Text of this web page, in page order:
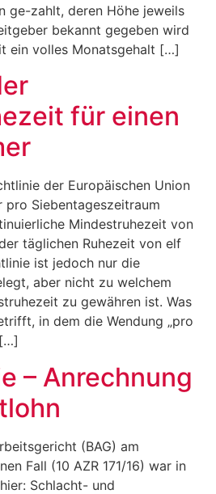
ge-zahlt, deren Höhe jeweils
bekannt gegeben wird
ein volles Monatsgehalt […]
für einen
der Europäischen Union
pro Siebentageszeitraum
Mindestruhezeit von
täglichen Ruhezeit von elf
ist jedoch nur die
aber nicht zu welchem
zu gewähren ist. Was
in dem die Wendung „pro
– Anrechnung
(BAG) am
Fall (10 AZR 171/16) war in
Schlacht- und